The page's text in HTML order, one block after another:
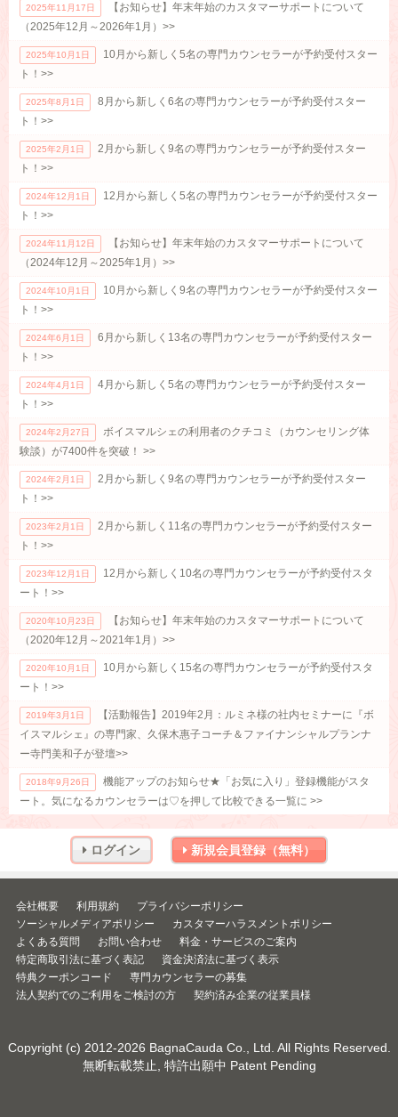
2025年11月17日
【お知らせ】年末年始のカスタマーサポートについて
（2025年12月～2026年1月）>>
2025年10月1日
10月から新しく5名の専門カウンセラーが予約受付スター
ト！>>
2025年8月1日
8月から新しく6名の専門カウンセラーが予約受付スター
ト！>>
2025年2月1日
2月から新しく9名の専門カウンセラーが予約受付スター
ト！>>
2024年12月1日
12月から新しく5名の専門カウンセラーが予約受付スター
ト！>>
2024年11月12日
【お知らせ】年末年始のカスタマーサポートについて
（2024年12月～2025年1月）>>
2024年10月1日
10月から新しく9名の専門カウンセラーが予約受付スター
ト！>>
2024年6月1日
6月から新しく13名の専門カウンセラーが予約受付スター
ト！>>
2024年4月1日
4月から新しく5名の専門カウンセラーが予約受付スター
ト！>>
2024年2月27日
ボイスマルシェの利用者のクチコミ（カウンセリング体
験談）が7400件を突破！ >>
2024年2月1日
2月から新しく9名の専門カウンセラーが予約受付スター
ト！>>
2023年2月1日
2月から新しく11名の専門カウンセラーが予約受付スター
ト！>>
2023年12月1日
12月から新しく10名の専門カウンセラーが予約受付スタ
ート！>>
2020年10月23日
【お知らせ】年末年始のカスタマーサポートについて
（2020年12月～2021年1月）>>
2020年10月1日
10月から新しく15名の専門カウンセラーが予約受付スタ
ート！>>
2019年3月1日
【活動報告】2019年2月：ルミネ様の社内セミナーに『ボ
イスマルシェ』の専門家、久保木惠子コーチ＆ファイナンシャルプランナ
ー寺門美和子が登壇>>
2018年9月26日
機能アップのお知らせ★「お気に入り」登録機能がスタ
ート。気になるカウンセラーは♡を押して比較できる一覧に >>
ログイン 新規会員登録（無料）
会社概要 利用規約
プライバシーポリシー
ソーシャルメディアポリシー
カスタマーハラスメントポリシー
よくある質問
お問い合わせ
料金・サービスのご案内
特定商取引法に基づく表記
資金決済法に基づく表示
特典クーポンコード
専門カウンセラーの募集
法人契約でのご利用をご検討の方
契約済み企業の従業員様
Copyright (c) 2012-2026 BagnaCauda Co., Ltd. All Rights Reserved.
無断転載禁止, 特許出願中 Patent Pending